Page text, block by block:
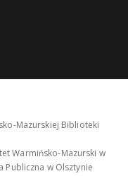
Mazurskiej Biblioteki
Warmińsko-Mazurski w
Publiczna w Olsztynie